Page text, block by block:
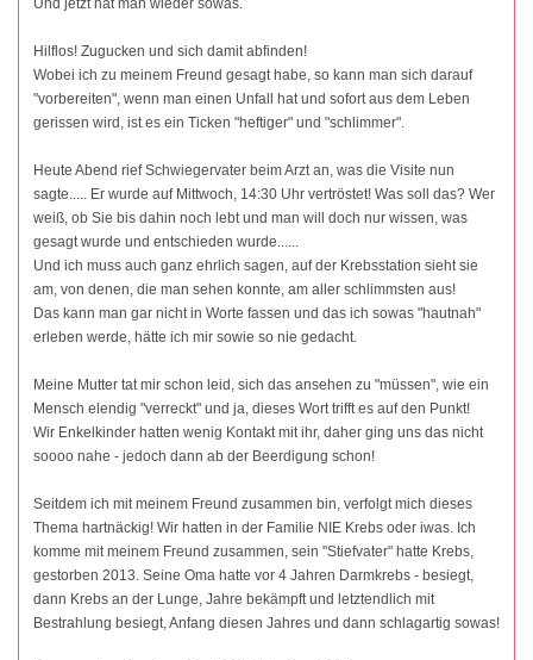
Hilflos! Zugucken und sich damit abfinden!
Wobei ich zu meinem Freund gesagt habe, so kann man sich darauf
"vorbereiten", wenn man einen Unfall hat und sofort aus dem Leben
gerissen wird, ist es ein Ticken "heftiger" und "schlimmer".
Heute Abend rief Schwiegervater beim Arzt an, was die Visite nun
sagte..... Er wurde auf Mittwoch, 14:30 Uhr vertröstet! Was soll das? Wer
weiß, ob Sie bis dahin noch lebt und man will doch nur wissen, was
gesagt wurde und entschieden wurde......
Und ich muss auch ganz ehrlich sagen, auf der Krebsstation sieht sie
am, von denen, die man sehen konnte, am aller schlimmsten aus!
Das kann man gar nicht in Worte fassen und das ich sowas "hautnah"
erleben werde, hätte ich mir sowie so nie gedacht.
Meine Mutter tat mir schon leid, sich das ansehen zu "müssen", wie ein
Mensch elendig "verreckt" und ja, dieses Wort trifft es auf den Punkt!
Wir Enkelkinder hatten wenig Kontakt mit ihr, daher ging uns das nicht
soooo nahe - jedoch dann ab der Beerdigung schon!
Seitdem ich mit meinem Freund zusammen bin, verfolgt mich dieses
Thema hartnäckig! Wir hatten in der Familie NIE Krebs oder iwas. Ich
komme mit meinem Freund zusammen, sein "Stiefvater" hatte Krebs,
gestorben 2013. Seine Oma hatte vor 4 Jahren Darmkrebs - besiegt,
dann Krebs an der Lunge, Jahre bekämpft und letztendlich mit
Bestrahlung besiegt, Anfang diesen Jahres und dann schlagartig sowas!